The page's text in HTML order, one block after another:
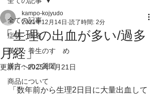
全ての記事
症状・病名
漢方・養生のすゝめ
漢方へのご質問
商品について
「生理の出血が多い/過多
月経」
kampo-kojyudo
2021年12月14日 読了時間: 2分
更新日：2025年4月21日
「数年前から生理2日目に大量出血して